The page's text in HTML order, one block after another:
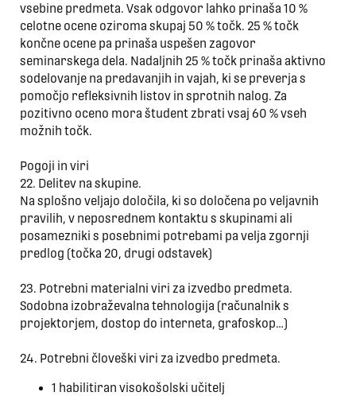
vsebine predmeta. Vsak odgovor lahko prinaša 10 %
celotne ocene oziroma skupaj 50 % točk. 25 % točk
končne ocene pa prinaša uspešen zagovor
seminarskega dela. Nadaljnih 25 % točk prinaša aktivno
sodelovanje na predavanjih in vajah, ki se preverja s
pomočjo refleksivnih listov in sprotnih nalog. Za
pozitivno oceno mora študent zbrati vsaj 60 % vseh
možnih točk.
Pogoji in viri
22. Delitev na skupine.
Na splošno veljajo določila, ki so določena po veljavnih
pravilih, v neposrednem kontaktu s skupinami ali
posamezniki s posebnimi potrebami pa velja zgornji
predlog (točka 20, drugi odstavek)
23. Potrebni materialni viri za izvedbo predmeta.
Sodobna izobraževalna tehnologija (računalnik s
projektorjem, dostop do interneta, grafoskop…)
24. Potrebni človeški viri za izvedbo predmeta.
1 habilitiran visokošolski učitelj